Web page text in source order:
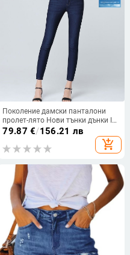
Поколение дамски панталони
пролет-лято Нови тънки дънки Ice
Silk дамски еластични клинове с
79.87 €/156.21 лв
add_shopping_cart